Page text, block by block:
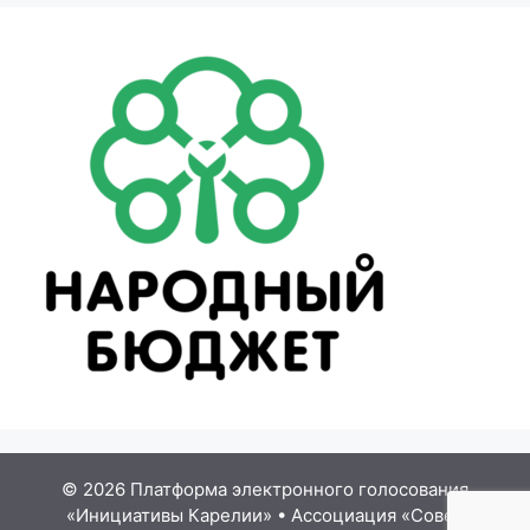
© 2026 Платформа электронного голосования
«Инициативы Карелии» • Ассоциация «Совет